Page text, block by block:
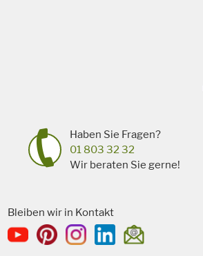
Haben Sie Fragen?
01 803 32 32
Wir beraten Sie gerne!
Bleiben wir in Kontakt